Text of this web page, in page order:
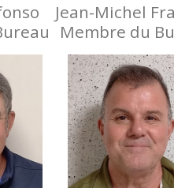
Jean-Michel
Membre du